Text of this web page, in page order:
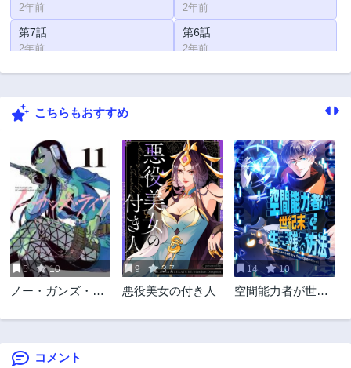
2年前 2年前
第7話
2年前
第6話
2年前
第5話 第4話
第3話
第1話
2年前
第0話
2年前
こちらもおすすめ
5 10
ノー・ガンズ・ラ
9 3.7
悪役美女の付き人
14 10
空間能力者が世紀
コメント